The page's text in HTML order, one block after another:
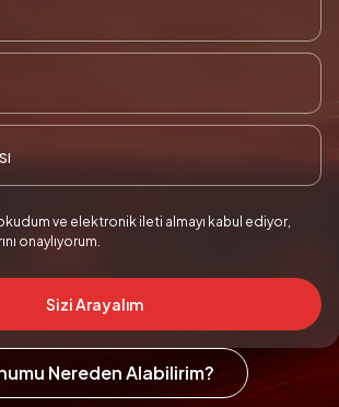
ve elektronik ileti almayı kabul ediyor,
onaylıyorum.
Sizi Arayalım
Nereden Alabilirim?